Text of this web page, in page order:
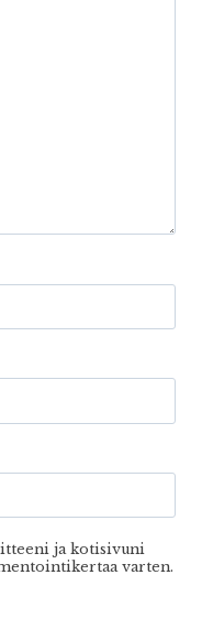
ja kotisivuni
varten.